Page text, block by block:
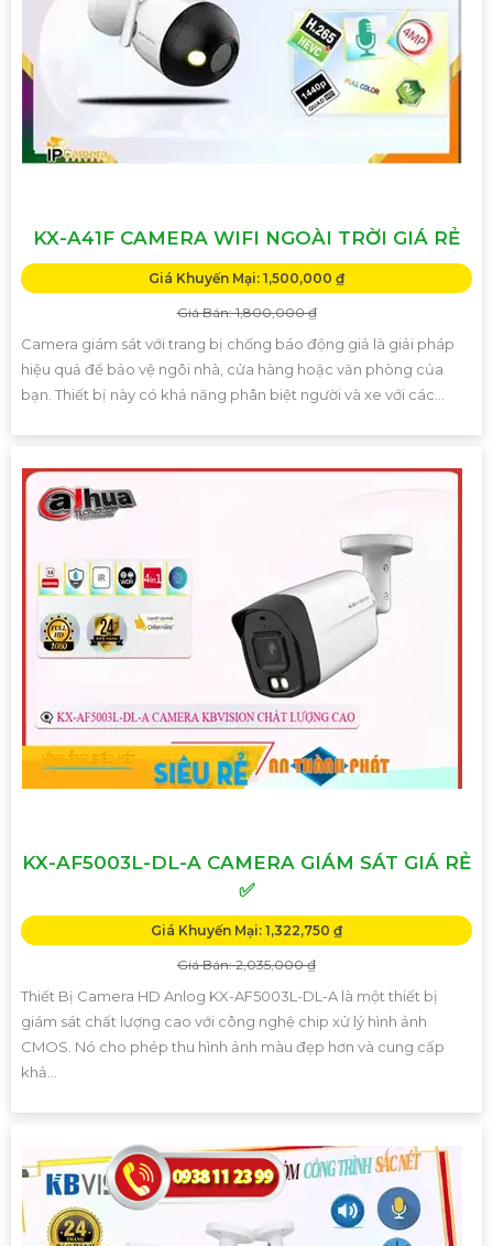
KX-A41F CAMERA WIFI NGOÀI TRỜI GIÁ RẺ
Giá Khuyến Mại: 1,500,000 ₫
Giá Bán: 1,800,000 ₫
Camera giám sát với trang bị chống báo động giả là giải pháp
hiệu quả để bảo vệ ngôi nhà, cửa hàng hoặc văn phòng của
bạn. Thiết bị này có khả năng phân biệt người và xe với các...
KX-AF5003L-DL-A CAMERA GIÁM SÁT GIÁ RẺ
✅
Giá Khuyến Mại: 1,322,750 ₫
Giá Bán: 2,035,000 ₫
Thiết Bị Camera HD Anlog KX-AF5003L-DL-A là một thiết bị
giám sát chất lượng cao với công nghệ chip xử lý hình ảnh
CMOS. Nó cho phép thu hình ảnh màu đẹp hơn và cung cấp
khả...